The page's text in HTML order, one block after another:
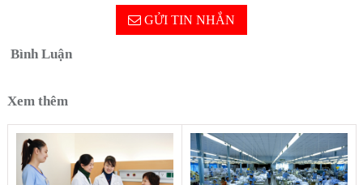
GỬI TIN NHẮN
Bình Luận
Xem thêm